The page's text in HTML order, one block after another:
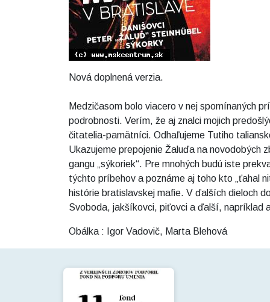
Nová doplnená verzia.
Medzičasom bolo viacero v nej spomínaných
podrobnosti. Verím, že aj znalci mojich
čitatelia-pamätníci. Odhaľujeme Tutiho
Ukazujeme prepojenie Žaluďa na novodobých
gangu „sýkoriek“. Pre mnohých budú iste
týchto príbehov a poznáme aj toho kto „ťahal
histórie bratislavskej mafie. V ďalších dieloch
Svoboda, jakšíkovci, piťovci a ďalší, napríklad
Obálka : Igor Vadovič, Marta Blehová